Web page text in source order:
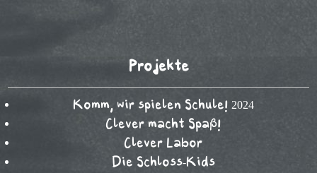
Projekte
Komm, wir spielen Schule! 2024
Clever macht Spaß!
Clever Labor
Die Schloss-Kids